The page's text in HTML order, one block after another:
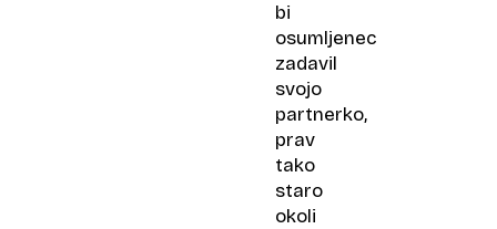
bi
osumljenec
zadavil
svojo
partnerko,
prav
tako
staro
okoli